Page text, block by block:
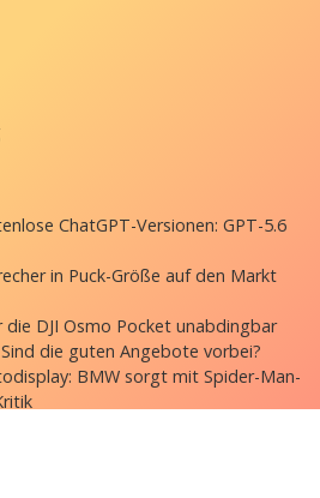
ChatGPT-Versionen: GPT-5.6
in Puck-Größe auf den Markt
DJI Osmo Pocket unabdingbar
die guten Angebote vorbei?
BMW sorgt mit Spider-Man-